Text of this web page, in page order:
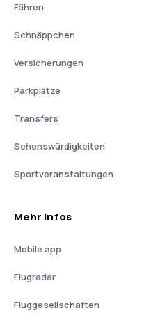
Fähren
Schnäppchen
Versicherungen
Parkplätze
Transfers
Sehenswürdigkeiten
Sportveranstaltungen
Mehr Infos
Mobile app
Flugradar
Fluggesellschaften